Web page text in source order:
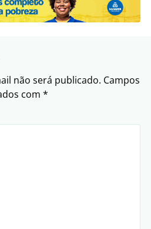
não será publicado. Campos
com *